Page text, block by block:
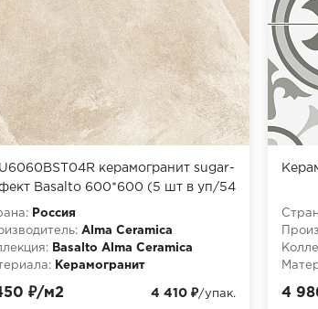
керамогранит sugar-
Basalto 600*600 (5 шт в уп/54
пал)
Россия
Alma Ceramica
Basalto Alma Ceramica
Керамогранит
₽/м2 4 410 ₽/упак. 4